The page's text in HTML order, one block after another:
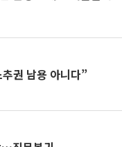
권 남용 아니다”